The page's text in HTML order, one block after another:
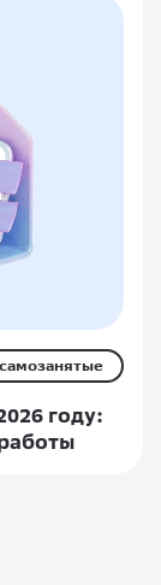
самозанятые
году: